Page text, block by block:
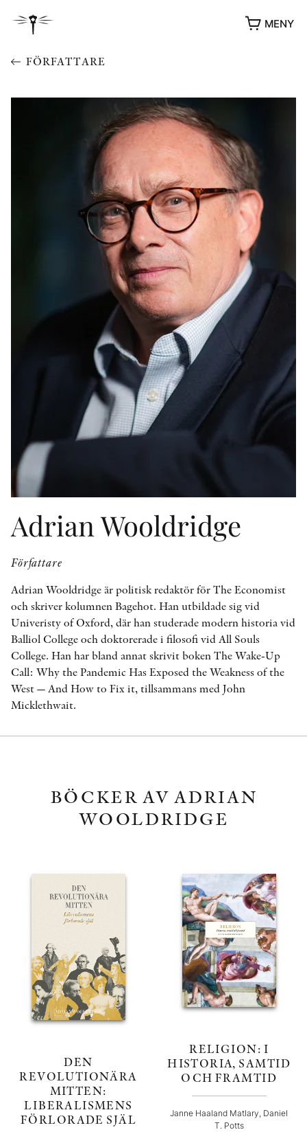
MENY
YUKIKO OCH PATRIK MÖTER
STOLPE STORIES
VIDEOGALLERI
UTMÄRKELSER
ÖVRIGA FORMAT
KONTAKT
PRESSKONTAKT
PEER REVIEW-PROCESSEN
FÖRFATTARE
Adrian Wooldridge
Författare
Adrian Wooldridge är politisk redaktör för The Economist
och skriver kolumnen Bagehot. Han utbildade sig vid
Univeristy of Oxford, där han studerade modern historia vid
Balliol College och doktorerade i filosofi vid All Souls
College. Han har bland annat skrivit boken The Wake-Up
Call: Why the Pandemic Has Exposed the Weakness of the
West — And How to Fix it, tillsammans med John
Micklethwait.
BÖCKER AV ADRIAN
WOOLDRIDGE
DEN
REVOLUTIONÄRA
MITTEN:
LIBERALISMENS
FÖRLORADE SJÄL
RELIGION: I
HISTORIA, SAMTID
OCH FRAMTID
Janne Haaland Matlary, Daniel
T. Potts